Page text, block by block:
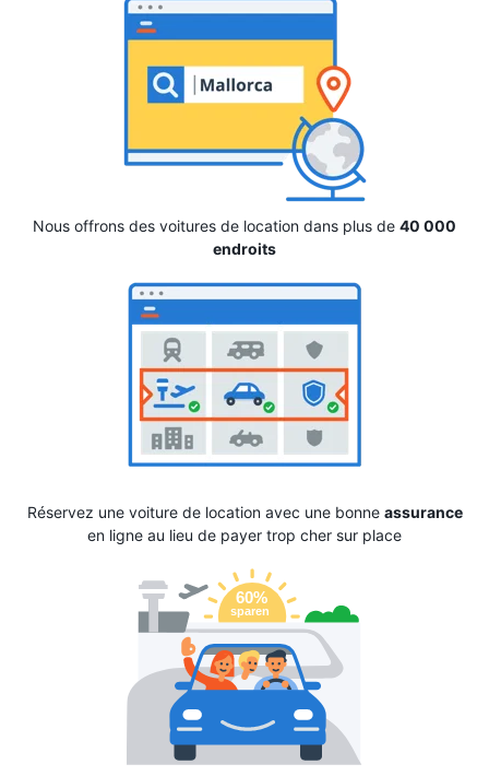
Nous offrons des voitures de location dans plus de 40 000
endroits
Réservez une voiture de location avec une bonne assurance
en ligne au lieu de payer trop cher sur place